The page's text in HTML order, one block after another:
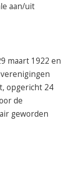
aan/uit
maart 1922 en
opgericht 24
de
geworden